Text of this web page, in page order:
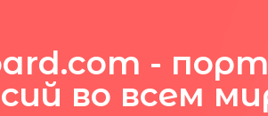
-
во всем